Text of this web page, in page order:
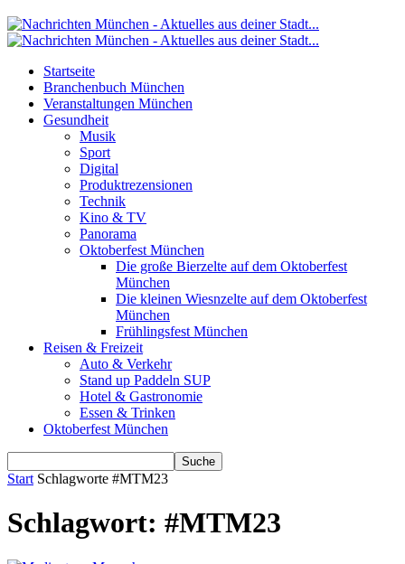
Startseite
Branchenbuch München
Veranstaltungen München
Gesundheit
Musik
Sport
Digital
Produktrezensionen
Technik
Kino & TV
Panorama
Oktoberfest München
Die große Bierzelte auf dem Oktoberfest
München
Die kleinen Wiesnzelte auf dem Oktoberfest
München
Frühlingsfest München
Reisen & Freizeit
Auto & Verkehr
Stand up Paddeln SUP
Hotel & Gastronomie
Essen & Trinken
Oktoberfest München
Start Schlagworte #MTM23
Schlagwort: #MTM23